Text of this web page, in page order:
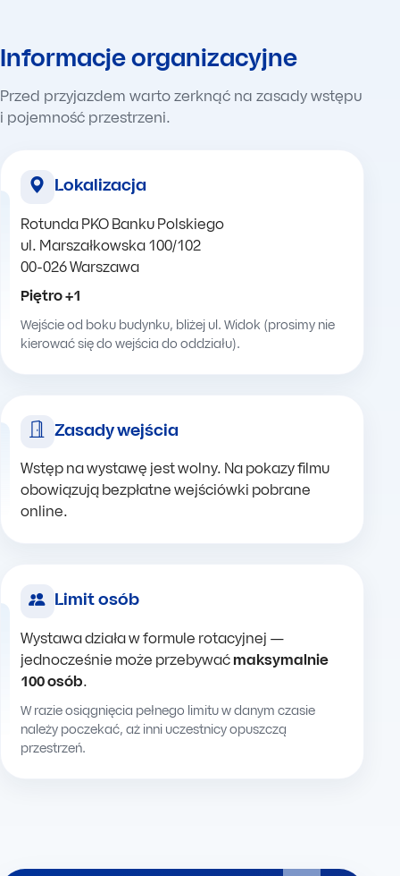
Informacje organizacyjne
Przed przyjazdem warto zerknąć na zasady wstępu
i pojemność przestrzeni.
Lokalizacja
Rotunda PKO Banku Polskiego
ul. Marszałkowska 100/102
00-026 Warszawa
Piętro +1
Wejście od boku budynku, bliżej ul. Widok (prosimy nie
kierować się do wejścia do oddziału).
Zasady wejścia
Wstęp na wystawę jest wolny. Na pokazy filmu
obowiązują bezpłatne wejściówki pobrane
online.
Limit osób
Wystawa działa w formule rotacyjnej —
jednocześnie może przebywać maksymalnie
100 osób.
W razie osiągnięcia pełnego limitu w danym czasie
należy poczekać, aż inni uczestnicy opuszczą
przestrzeń.